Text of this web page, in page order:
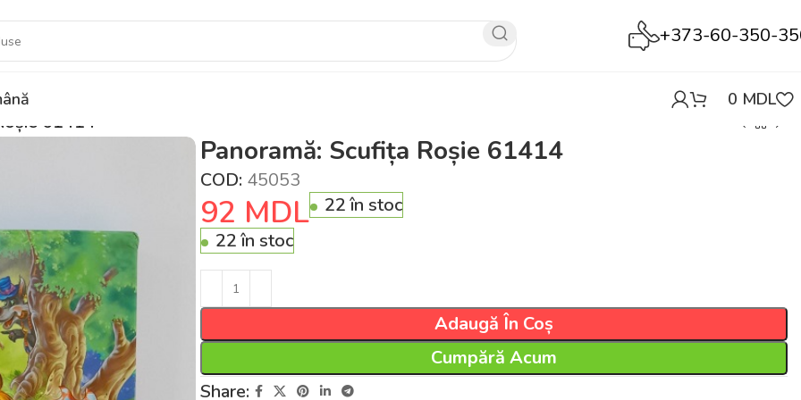
+373-60-350-
0 MDL
61414
Panoramă: Scufița Roșie 61414
COD: 45053
92 MDL
22 în stoc
22 în stoc
Adaugă În Coș
Cumpără Acum
Share: